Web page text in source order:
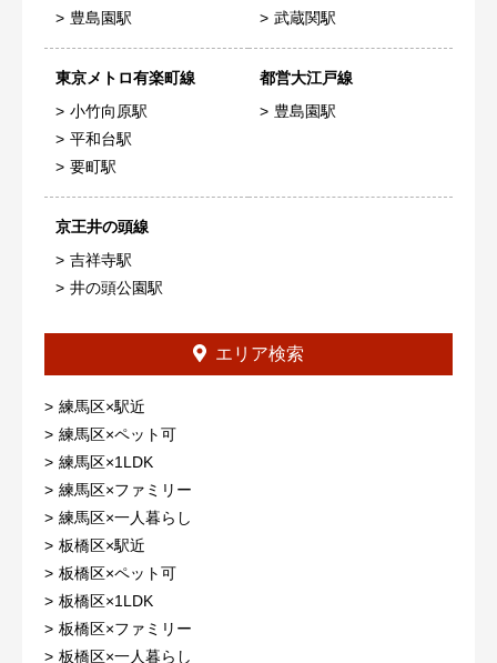
豊島園駅
武蔵関駅
東京メトロ有楽町線
小竹向原駅
平和台駅
要町駅
都営大江戸線
豊島園駅
京王井の頭線
吉祥寺駅
井の頭公園駅
エリア検索
練馬区×駅近
練馬区×ペット可
練馬区×1LDK
練馬区×ファミリー
練馬区×一人暮らし
板橋区×駅近
板橋区×ペット可
板橋区×1LDK
板橋区×ファミリー
板橋区×一人暮らし